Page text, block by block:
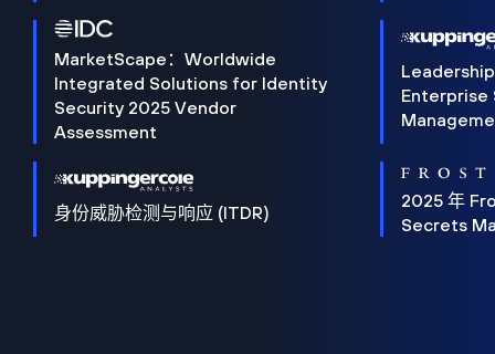
MarketScape：Worldwide
Integrated Solutions for Identity
Security 2025 Vendor
Assessment
Enterprise
身份威胁检测与响应 (ITDR)
2025 年
Secrets